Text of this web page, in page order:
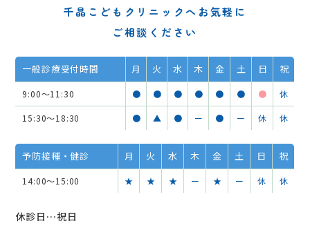
千晶こどもクリニックへお気軽に
ご相談ください
一般診療受付時間 月 火 水 木 金 土 日 祝
9:00～11:30 ● ● ● ● ● ● ● 休
15:30～18:30 ● ▲ ● ー ● ー 休 休
予防接種・健診 月 火 水 木 金 土 日 祝
14:00～15:00 ★ ★ ★ ー ★ ー 休 休
休診日…祝日